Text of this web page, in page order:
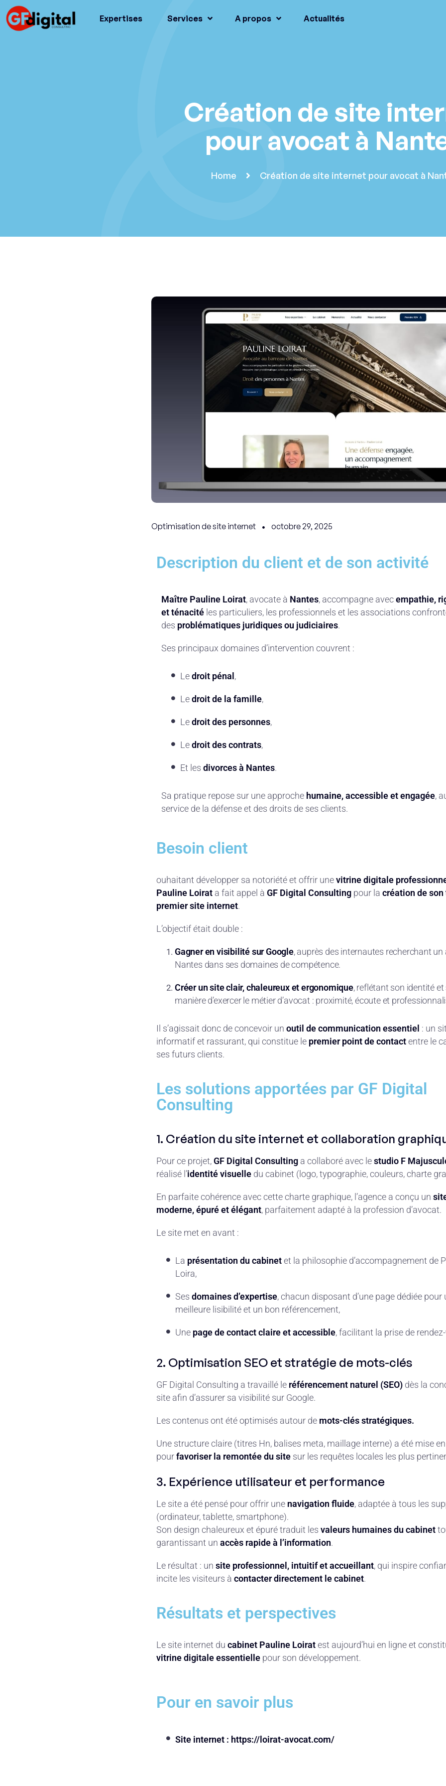
Expertises Services A propos Actualités
Création de site
pour avocat à
Home Création de site internet pour avocat à
Optimisation de site internet octobre 29, 2025
Description du client et de son activité
Maître Pauline Loirat, avocate à Nantes, accompagne avecempathie,
et ténacité les particuliers, les professionnels et les associations
des problématiques juridiques ou judiciaires.
Ses principaux domaines d’intervention couvrent :
Ledroit pénal ,
Ledroit de la famille,
Ledroit des personnes,
Ledroit des contrats,
Et les divorces à Nantes.
Sa pratique repose sur une approche humaine, accessible et engagée,
service de la défense et des droits de ses clients.
Besoin client
ouhaitant développer sa notoriété et offrir unevitrine digitale
Pauline Loirat a fait appel à GF Digital Consulting pour la création de son
premier site internet.
L’objectif était double :
Gagner en visibilité sur Google, auprès des internautes recherchant un
Nantes dans ses domaines de compétence.
Créer un site clair, chaleureux et ergonomique, reflétant son identité et
manière d’exercer le métier d’avocat : proximité, écoute et
Il s’agissait donc de concevoir un outil de communication essentiel : un
informatif et rassurant, qui constitue le premier point de contactentre le
ses futurs clients.
Les solutions apportées par GF Digital
Consulting
1. Création du site internet et collaboration
Pour ce projet,GF Digital Consulting a collaboré avec lestudio F
réalisé l’identité visuelle du cabinet (logo, typographie, couleurs, charte
En parfaite cohérence avec cette charte graphique, l’agence a conçu un
moderne, épuré et élégant, parfaitement adapté à la profession d’avocat.
Le site met en avant :
La présentation du cabinetet la philosophie d’accompagnement de
Loira,
Ses domaines d’expertise, chacun disposant d’une page dédiée pour
meilleure lisibilité et un bon référencement,
Une page de contact claire et accessible, facilitant la prise de
2. Optimisation SEO et stratégie de mots-clés
GF Digital Consulting a travaillé le référencement naturel (SEO) dès la
site afin d’assurer sa visibilité sur Google.
Les contenus ont été optimisés autour de mots-clés stratégiques.
Une structure claire (titres Hn, balises meta, maillage interne) a été mise
pourfavoriser la remontée du site sur les requêtes locales les plus
3. Expérience utilisateur et performance
Le site a été pensé pour offrir une navigation fluide, adaptée à tous les
(ordinateur, tablette, smartphone).
Son design chaleureux et épuré traduit les valeurs humaines du cabinet
garantissant un accès rapide à l’information.
Le résultat : un site professionnel, intuitif et accueillant, qui inspire
incite les visiteurs à contacter directement le cabinet.
Résultats et perspectives
Le site internet du cabinet Pauline Loiratest aujourd’hui en ligne et
vitrine digitale essentielle pour son développement.
Pour en savoir plus
Site internet : https://loirat-avocat.com/